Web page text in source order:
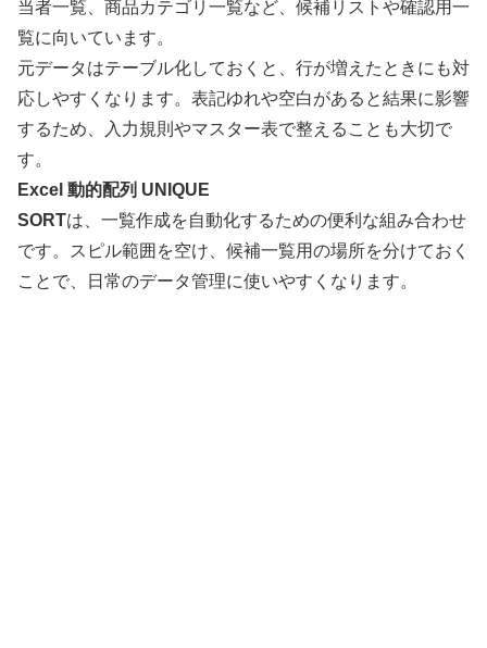
当者一覧、商品カテゴリ一覧など、候補リストや確認用一
覧に向いています。
元データはテーブル化しておくと、行が増えたときにも対
応しやすくなります。表記ゆれや空白があると結果に影響
するため、入力規則やマスター表で整えることも大切で
す。
Excel 動的配列 UNIQUE
SORTは、一覧作成を自動化するための便利な組み合わせ
です。スピル範囲を空け、候補一覧用の場所を分けておく
ことで、日常のデータ管理に使いやすくなります。